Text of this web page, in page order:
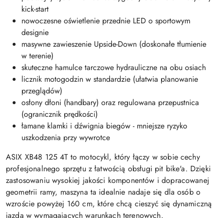
kick-start
nowoczesne oświetlenie przednie LED o sportowym
designie
masywne zawieszenie Upside-Down (doskonałe tłumienie
w terenie)
skuteczne hamulce tarczowe hydrauliczne na obu osiach
licznik motogodzin w standardzie (ułatwia planowanie
przeglądów)
osłony dłoni (handbary) oraz regulowana przepustnica
(ogranicznik prędkości)
łamane klamki i dźwignia biegów - mniejsze ryzyko
uszkodzenia przy wywrotce
ASIX XB48 125 4T to motocykl, który łączy w sobie cechy
profesjonalnego sprzętu z łatwością obsługi pit bike'a. Dzięki
zastosowaniu wysokiej jakości komponentów i dopracowanej
geometrii ramy, maszyna ta idealnie nadaje się dla osób o
wzroście powyżej 160 cm, które chcą cieszyć się dynamiczną
jazdą w wymagających warunkach terenowych.